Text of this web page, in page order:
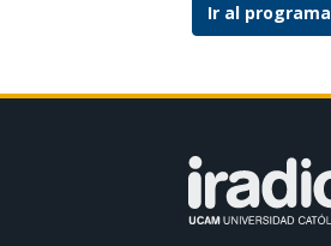
Ir al programa